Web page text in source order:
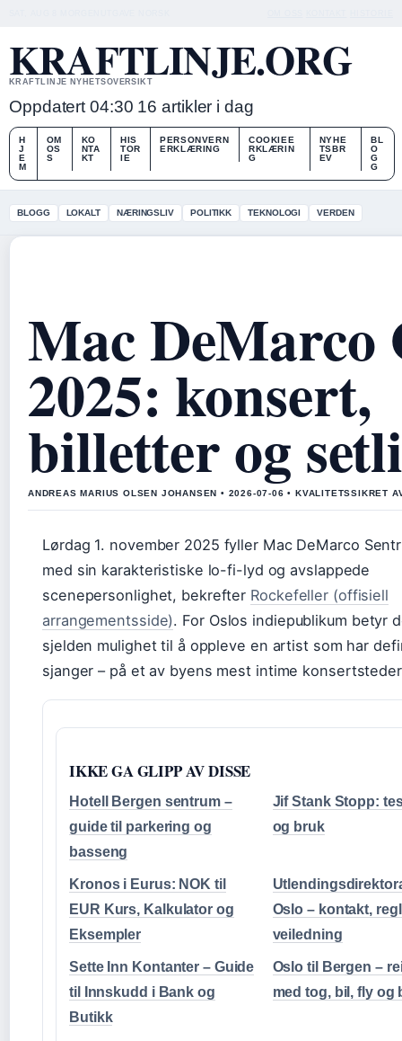
KRAFTLINJE.ORG
KRAFTLINJE NYHETSOVERSIKT
Oppdatert 04:30 16 artikler i dag
H
J
E
M
OM
OS
S
KO
NTA
KT
HIS
TOR
IE
PERSONVERN
ERKLÆRING
COOKIEE
RKLÆRIN
G
NYHE
TSBR
EV
BL
O
G
G
BLOGG LOKALT NÆRINGSLIV POLITIKK TEKNOLOGI VERDEN
Mac DeMarco
2025: konsert,
billetter og
ANDREAS MARIUS OLSEN JOHANSEN • 2026-07-06 • KVALITETSSIKRET
Lørdag 1. november 2025 fyller Mac DeMarco
med sin karakteristiske lo-fi-lyd og avslappede
scenepersonlighet, bekrefter Rockefeller (offisiell
arrangementsside). For Oslos indiepublikum betyr
sjelden mulighet til å oppleve en artist som har
sjanger – på et av byens mest intime
IKKE GA GLIPP AV DISSE
Hotell Bergen sentrum –
guide til parkering og
basseng
Jif Stank Stopp:
og bruk
Kronos i Eurus: NOK til
EUR Kurs, Kalkulator og
Eksempler
Oslo – kontakt,
veiledning
Sette Inn Kontanter – Guide
til Innskudd i Bank og
Butikk
Oslo til Bergen –
med tog, bil, fly og